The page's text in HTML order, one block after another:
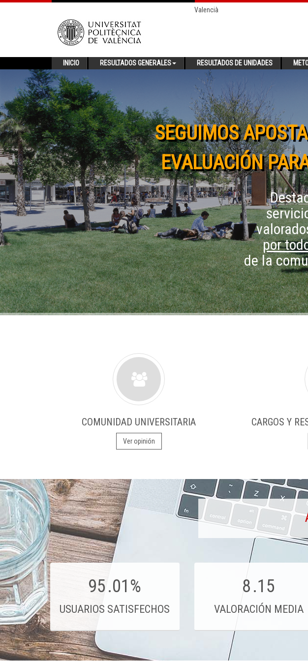
Valencià
INICIO RESULTADOS GENERALES RESULTADOS DE UNIDADES
SEGUIMOS
EVALUACIÓN
por
de la
COMUNIDAD UNIVERSITARIA
Ver opinión
CARGOS Y
95.01%
USUARIOS SATISFECHOS
8.15
VALORACIÓN MEDIA